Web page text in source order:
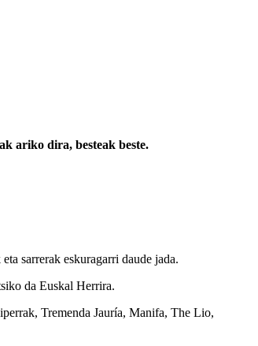
ariko dira, besteak beste.
sarrerak eskuragarri daude jada.
da Euskal Herrira.
Tremenda Jauría, Manifa, The Lio,